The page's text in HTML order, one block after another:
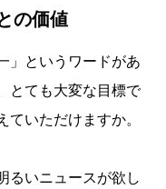
の価値
」というワードがあ
とても大変な目標で
いただけますか。
るいニュースが欲し